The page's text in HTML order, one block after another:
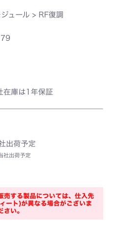
ュール > RF復調
在庫は1年保証
出荷予定
社出荷予定
売する製品については、仕入先
ート)が異なる場合がございま
さい。